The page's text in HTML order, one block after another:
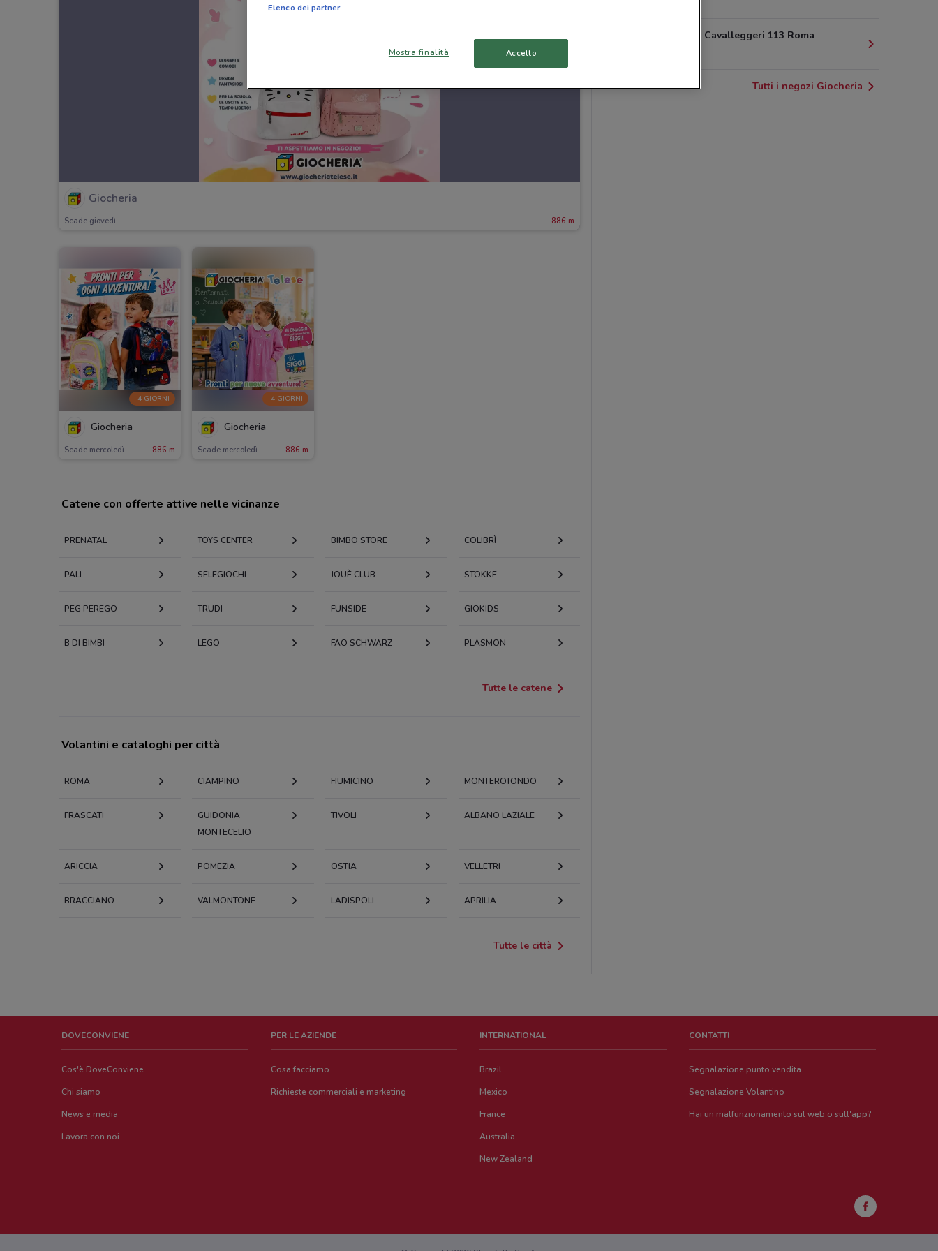
Giocheria
Scade giovedì 886 m
-4 GIORNI
Giocheria
Scade mercoledì 886 m
-4 GIORNI
Giocheria
Scade mercoledì 886 m
Via di Porta Cavalleggeri 113 Roma
Tutti i negozi Giocheria
Catene con offerte attive nelle vicinanze
PRENATAL TOYS CENTER BIMBO STORE COLIBRÌ
PALI SELEGIOCHI JOUÈ CLUB STOKKE
PEG PEREGO TRUDI FUNSIDE GIOKIDS
B DI BIMBI LEGO FAO SCHWARZ PLASMON
Tutte le catene
Volantini e cataloghi per città
ROMA CIAMPINO FIUMICINO MONTEROTONDO
FRASCATI
GUIDONIA
MONTECELIO
TIVOLI ALBANO LAZIALE
ARICCIA POMEZIA OSTIA VELLETRI
BRACCIANO VALMONTONE LADISPOLI APRILIA
Tutte le città
DOVECONVIENE
Cos'è DoveConviene
Chi siamo
News e media
Lavora con noi
PER LE AZIENDE
Cosa facciamo
Richieste commerciali e marketing
INTERNATIONAL
Brazil
Mexico
France
Australia
New Zealand
CONTATTI
Segnalazione punto vendita
Segnalazione Volantino
Hai un malfunzionamento sul web o sull'app?
Elenco dei partner
Mostra finalità Accetto